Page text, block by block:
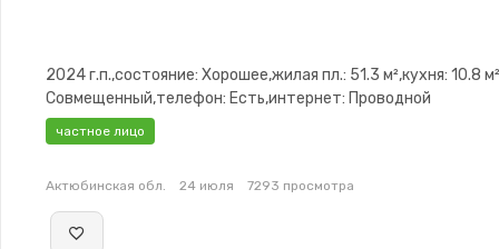
2024 г.п.,состояние: Хорошее,жилая пл.: 51.3 м²,кухня: 10.8
Совмещенный,телефон: Есть,интернет: Проводной
частное лицо
Актюбинская обл. 24 июля 7293 просмотра